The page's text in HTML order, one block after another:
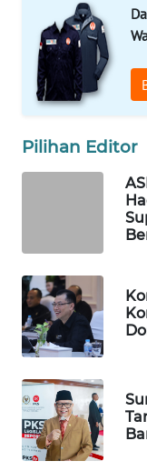
Pilihan Editor
WAHANA
KONSUMEN
WAHANA
LISTRIK
WAHANA
WAHANANEWS
ID
WAHANANEWS
WAHANANEWS
NET